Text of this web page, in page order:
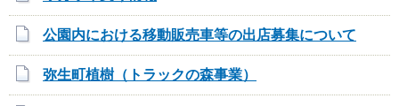
公園内における移動販売車等の出店募集について
弥生町植樹（トラックの森事業）